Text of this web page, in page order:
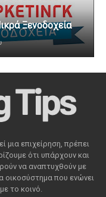
Ξενοδοχεία
μια επιχείρηση, πρέπει
ότι υπάρχουν και
να αναπτυχθούν με
οικοσύστημα που ενώνει
το κοινό.